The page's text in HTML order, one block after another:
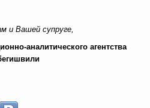
и Вашей супруге,
аналитического агентства